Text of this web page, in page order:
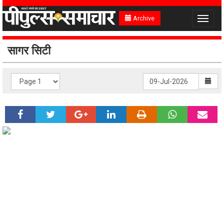
Archive
Toggle
सागर सिटी